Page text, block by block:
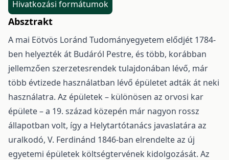
Hivatkozási formátumok
Absztrakt
A mai Eötvös Loránd Tudományegyetem elődjét 1784-
ben helyezték át Budáról Pestre, és több, korábban
jellemzően szerzetesrendek tulajdonában lévő, már
több évtizede használatban lévő épületet adták át neki
használatra. Az épületek – különösen az orvosi kar
épülete – a 19. század közepén már nagyon rossz
állapotban volt, így a Helytartótanács javaslatára az
uralkodó, V. Ferdinánd 1846-ban elrendelte az új
egyetemi épületek költségtervének kidolgozását. Az